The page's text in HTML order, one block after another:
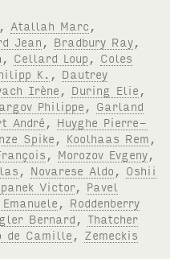
Atallah Marc
Jean Bradbury Ray
Cellard Loup
Coles
K.
Dautrey
Irène During Elie
Philippe
Garland
André
Huyghe Pierre-
Spike Koolhaas Rem
Morozov Evgeny
Novarese Aldo
Oshii
Victor, Pavel
Roddenberry
Bernard ,Thatcher
de Camille
Zemeckis